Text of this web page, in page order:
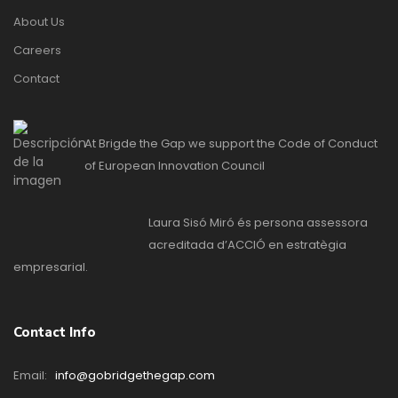
About Us
Careers
Contact
At Brigde the Gap we support the Code of Conduct
of European Innovation Council
Laura Sisó Miró és persona assessora
acreditada d’ACCIÓ en estratègia
empresarial.
Contact Info
Email: info@gobridgethegap.com